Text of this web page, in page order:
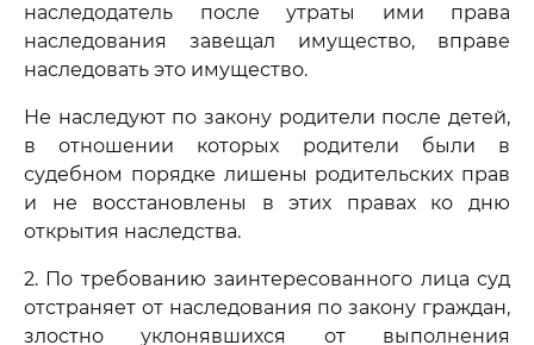
наследодатель после утраты ими права
наследования завещал имущество, вправе
наследовать это имущество.
Не наследуют по закону родители после детей,
в отношении которых родители были в
судебном порядке лишены родительских прав
и не восстановлены в этих правах ко дню
открытия наследства.
2. По требованию заинтересованного лица суд
отстраняет от наследования по закону граждан,
злостно уклонявшихся от выполнения